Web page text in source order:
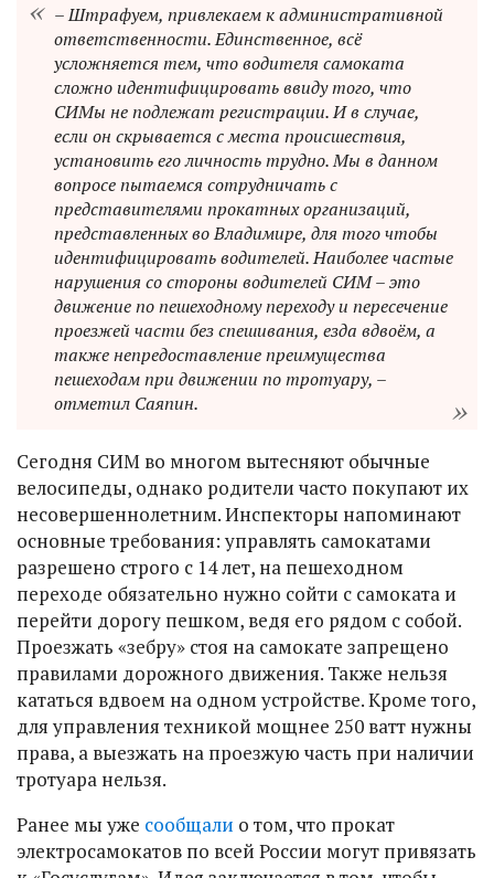
– Штрафуем, привлекаем к административной
ответственности. Единственное, всё
усложняется тем, что водителя самоката
сложно идентифицировать ввиду того, что
СИМы не подлежат регистрации. И в случае,
если он скрывается с места происшествия,
установить его личность трудно. Мы в данном
вопросе пытаемся сотрудничать с
представителями прокатных организаций,
представленных во Владимире, для того чтобы
идентифицировать водителей. Наиболее частые
нарушения со стороны водителей СИМ – это
движение по пешеходному переходу и пересечение
проезжей части без спешивания, езда вдвоём, а
также непредоставление преимущества
пешеходам при движении по тротуару, –
отметил Саяпин.
Сегодня СИМ во многом вытесняют обычные
велосипеды, однако родители часто покупают их
несовершеннолетним. Инспекторы напоминают
основные требования: управлять самокатами
разрешено строго с 14 лет, на пешеходном
переходе обязательно нужно сойти с самоката и
перейти дорогу пешком, ведя его рядом с собой.
Проезжать «зебру» стоя на самокате запрещено
правилами дорожного движения. Также нельзя
кататься вдвоем на одном устройстве. Кроме того,
для управления техникой мощнее 250 ватт нужны
права, а выезжать на проезжую часть при наличии
тротуара нельзя.
Ранее мы уже сообщали о том, что прокат
электросамокатов по всей России могут привязать